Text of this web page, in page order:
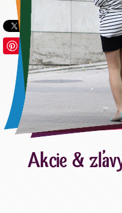
Save